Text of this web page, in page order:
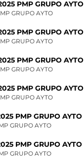
PMP GRUPO AYTO
GRUPO AYTO
PMP GRUPO AYTO
GRUPO AYTO
PMP GRUPO AYTO
GRUPO AYTO
PMP GRUPO AYTO
GRUPO AYTO
PMP GRUPO AYTO
GRUPO AYTO
PMP GRUPO AYTO
GRUPO AYTO